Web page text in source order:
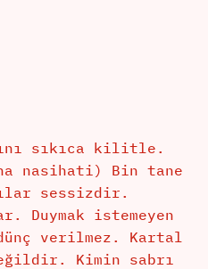
sıkıca kilitle.
nasihati) Bin tane
sessizdir.
Duymak istemeyen
verilmez. Kartal
Kimin sabrı